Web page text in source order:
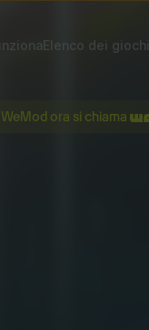
Elenco dei giochi
WeMod ora si chiama